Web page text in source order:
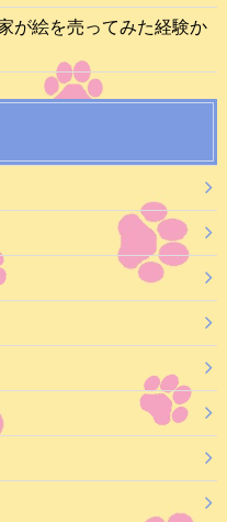
が絵を売ってみた経験か